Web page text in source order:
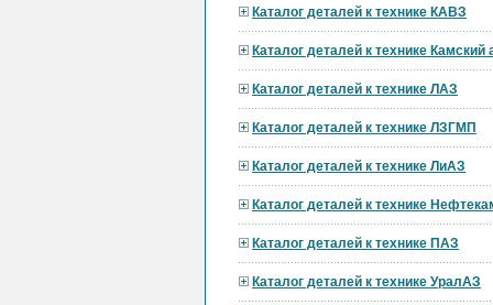
Каталог деталей к технике КАВЗ
Каталог деталей к технике Камский
Каталог деталей к технике ЛАЗ
Каталог деталей к технике ЛЗГМП
Каталог деталей к технике ЛиАЗ
Каталог деталей к технике
Каталог деталей к технике ПАЗ
Каталог деталей к технике УралАЗ